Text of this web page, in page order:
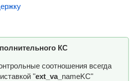
КС
соотношения всегда
"ext_va_ nameKC"